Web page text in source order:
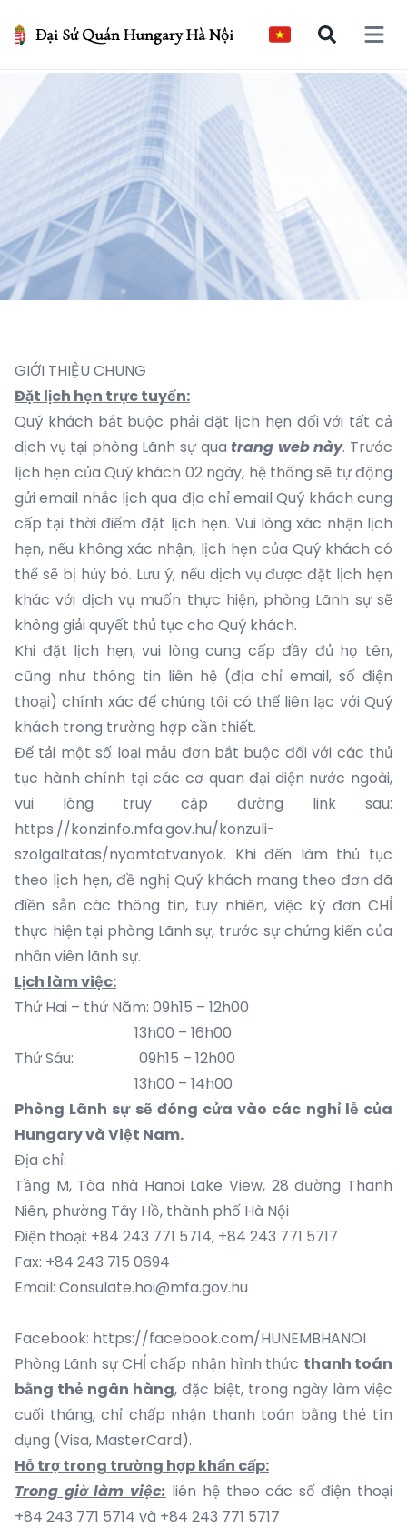
Đại Sứ Quán Hungary Hà Nội Open
GIỚI THIỆU CHUNG
Đặt lịch hẹn trực tuyến:
Quý khách bắt buộc phải đặt lịch hẹn đối với tất cả
dịch vụ tại phòng Lãnh sự qua trang web này. Trước
lịch hẹn của Quý khách 02 ngày, hệ thống sẽ tự động
gửi email nhắc lịch qua địa chỉ email Quý khách cung
cấp tại thời điểm đặt lịch hẹn. Vui lòng xác nhận lịch
hẹn, nếu không xác nhận, lịch hẹn của Quý khách có
thể sẽ bị hủy bỏ. Lưu ý, nếu dịch vụ được đặt lịch hẹn
khác với dịch vụ muốn thực hiện, phòng Lãnh sự sẽ
không giải quyết thủ tục cho Quý khách.
Khi đặt lịch hẹn, vui lòng cung cấp đầy đủ họ tên,
cũng như thông tin liên hệ (địa chỉ email, số điện
thoại) chính xác để chúng tôi có thể liên lạc với Quý
khách trong trường hợp cần thiết.
Để tải một số loại mẫu đơn bắt buộc đối với các thủ
tục hành chính tại các cơ quan đại diện nước ngoài,
vui lòng truy cập đường link sau:
https://konzinfo.mfa.gov.hu/konzuli-
szolgaltatas/nyomtatvanyok. Khi đến làm thủ tục
theo lịch hẹn, đề nghị Quý khách mang theo đơn đã
điền sẵn các thông tin, tuy nhiên, việc ký đơn CHỈ
thực hiện tại phòng Lãnh sự, trước sự chứng kiến của
nhân viên lãnh sự.
Lịch làm việc:
Thứ Hai – thứ Năm: 09h15 – 12h00
13h00 – 16h00
Thứ Sáu: 09h15 – 12h00
13h00 – 14h00
Phòng Lãnh sự sẽ đóng cửa vào các nghỉ lễ của
Hungary và Việt Nam.
Địa chỉ:
Tầng M, Tòa nhà Hanoi Lake View, 28 đường Thanh
Niên, phường Tây Hồ, thành phố Hà Nội
Điện thoại: +84 243 771 5714, +84 243 771 5717
Fax: +84 243 715 0694
Email: Consulate.hoi@mfa.gov.hu
Facebook: https://facebook.com/HUNEMBHANOI
Phòng Lãnh sự CHỈ chấp nhận hình thức thanh toán
bằng thẻ ngân hàng, đặc biệt, trong ngày làm việc
cuối tháng, chỉ chấp nhận thanh toán bằng thẻ tín
dụng (Visa, MasterCard).
Hỗ trợ trong trường hợp khẩn cấp:
Trong giờ làm việc: liên hệ theo các số điện thoại
+84 243 771 5714 và +84 243 771 5717